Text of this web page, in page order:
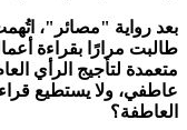
بعد رواية "مصائر"،
طالبت مرارًا بقراءة
متعمدة لتأجيج الرأي
عاطفي، ولا يستطيع
العاطفة؟